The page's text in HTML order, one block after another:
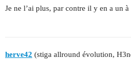
Je ne l’ai plus, par contre il y en a un
herve42 (stiga allround évolution,